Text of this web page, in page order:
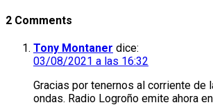
2 Comments
Tony Montaner dice:
03/08/2021 a las 16:32
Gracias por tenernos al corriente de
ondas. Radio Logroño emite ahora